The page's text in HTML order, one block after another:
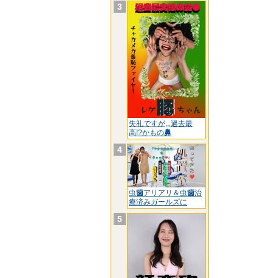
3
失礼ですが,,,過去最
高!?かもの鼻
4
虫歯アリアリ＆虫歯治
療済みガールズに
5